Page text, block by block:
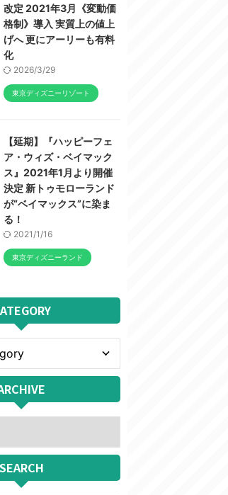
改定 2021年3月《変動価
格制》導入 実質上の値上
げへ 更にアーリーも有料
化
2026/3/29
東京ディズニーリゾート
【延期】『ハッピーフェ
ア・ウィズ・ベイマック
ス』2021年1月より開催
決定 新トゥモローランド
が“ベイマックス”に染ま
る！
2021/1/16
東京ディズニーランド
SEARCH